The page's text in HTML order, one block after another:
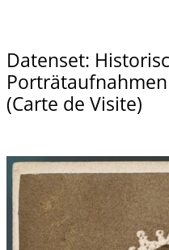
Datenset:
(Carte de Visite)